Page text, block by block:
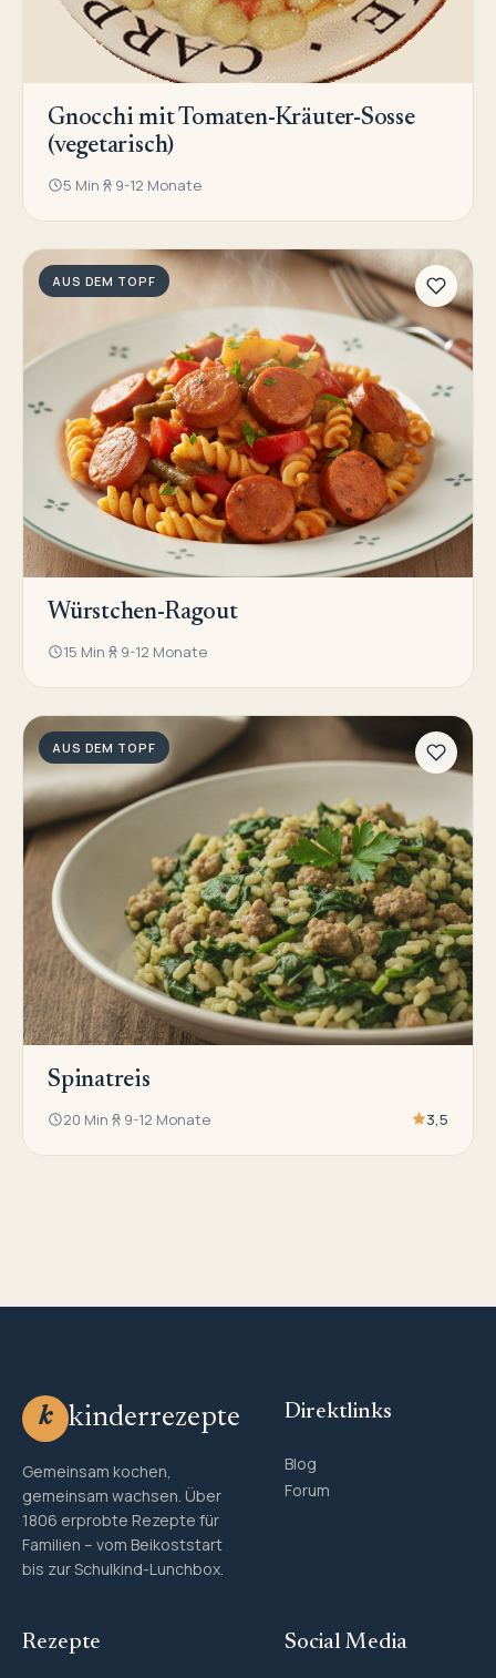
Gnocchi mit Tomaten-Kräuter-Sosse
(vegetarisch)
5 Min 9-12 Monate
AUS DEM TOPF
Würstchen-Ragout
15 Min 9-12 Monate
AUS DEM TOPF
Spinatreis
20 Min 9-12 Monate 3,5
k kinderrezepte
Gemeinsam kochen,
gemeinsam wachsen. Über
1806 erprobte Rezepte für
Familien – vom Beikoststart
bis zur Schulkind-Lunchbox.
Direktlinks
Blog
Forum
Rezepte Social Media